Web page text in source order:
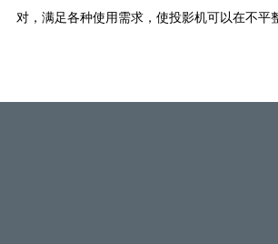
对，满足各种使用需求，使投影机可以在不